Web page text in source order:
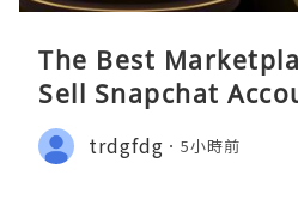
The Best
Sell Snapchat
trdgfdg 5小時前